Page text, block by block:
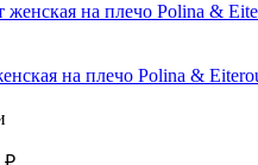
на плечо Polina &